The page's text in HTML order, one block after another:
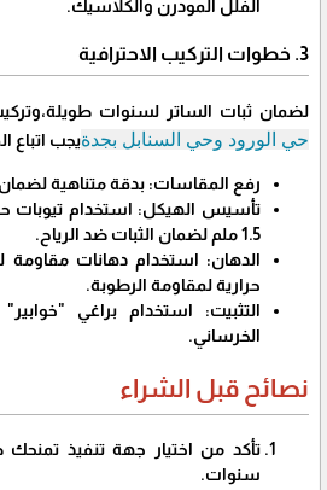
الفلل المودرن والكلاسيك.
3. خطوات التركيب الاحترافية
​لضمان ثبات الساتر لسنوات
حي الورود وحي السنابل بجدةيجب اتباع
​رفع المقاسات: بدقة متناهية
​تأسيس الهيكل: استخدام تيوبات
1.5 ملم لضمان الثبات ضد الرياح.
​الدهان: استخدام دهانات مقاومة
حرارية لمقاومة الرطوبة.
​التثبيت: استخدام براغي
الخرساني.
​نصائح قبل الشراء
​تأكد من اختيار جهة تنفيذ
سنوات.